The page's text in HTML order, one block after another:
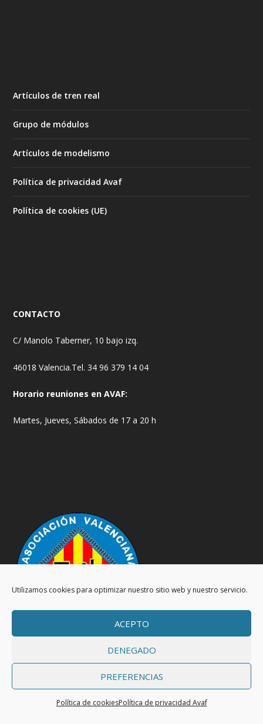
Utilizamos cookies para optimizar nuestro sitio web y nuestro servicio.
ACEPTO
DENEGADO
PREFERENCIAS
Política de cookiesPolítica de privacidad Avaf
Artículos de tren real
Grupo de módulos
Artículos de modelismo
Política de privacidad Avaf
Política de cookies (UE)
CONTACTO
C/ Manolo Taberner, 10 bajo izq.
46018 Valencia.Tel. 34 96 379 14 04
Horario reuniones en AVAF:
Martes, Jueves, Sábados de 17 a 20 h
Ferrocarril